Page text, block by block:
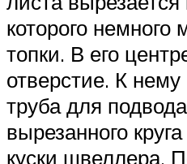
которого
топки. В его
отверстие. К
труба для
вырезанного
куски швеллера.